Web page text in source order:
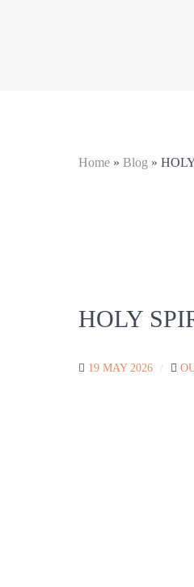
Home » Blog »
HOLY
19 MAY 2026